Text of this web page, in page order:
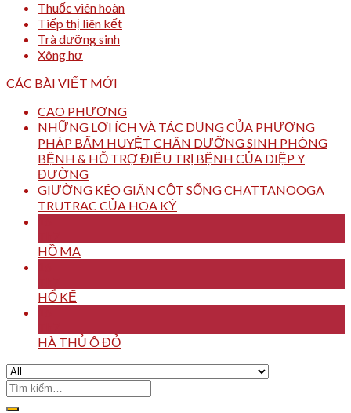
Thuốc viên hoàn
Tiếp thị liên kết
Trà dưỡng sinh
Xông hơ
CÁC BÀI VIẾT MỚI
CAO PHƯƠNG
NHỮNG LỢI ÍCH VÀ TÁC DỤNG CỦA PHƯƠNG
PHÁP BẤM HUYỆT CHÂN DƯỠNG SINH PHÒNG
BỆNH & HỖ TRỢ ĐIỀU TRỊ BỆNH CỦA DIỆP Y
ĐƯỜNG
GIƯỜNG KÉO GIÃN CỘT SỐNG CHATTANOOGA
TRUTRAC CỦA HOA KỲ
HỒ MA
HỔ KẾ
HÀ THỦ Ô ĐỎ
Tìm
kiếm: